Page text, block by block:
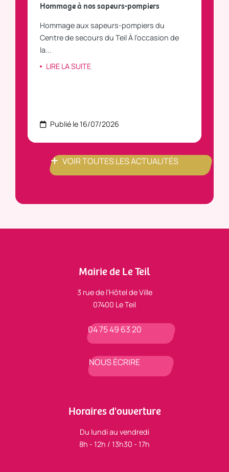
Hommage à nos sapeurs-pompiers
Hommage aux sapeurs-pompiers du
Centre de secours du Teil À l'occasion de
la...
LIRE LA SUITE
Publié le 16/07/2026
VOIR TOUTES LES ACTUALITÉS
Mairie de Le Teil
3 rue de l’Hôtel de Ville
07400 Le Teil
04 75 49 63 20
NOUS ÉCRIRE
Horaires d'ouverture
Du lundi au vendredi
8h - 12h / 13h30 - 17h